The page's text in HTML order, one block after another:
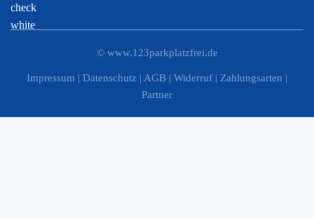
© www.123parkplatzfrei.de
Impressum | Datenschutz | AGB | Widerruf | Zahlungsarten |
Partner